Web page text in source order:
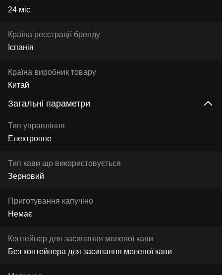
24 міс
Країна реєстрації бренду
Іспанія
Країна виробник товару
Китай
Загальні параметри
Тип управління
Електронне
Тип кави що використовується
Зерновий
Приготування капучіно
Немає
Контейнер для засипання меленої кави
Без контейнера для засипання меленої кави